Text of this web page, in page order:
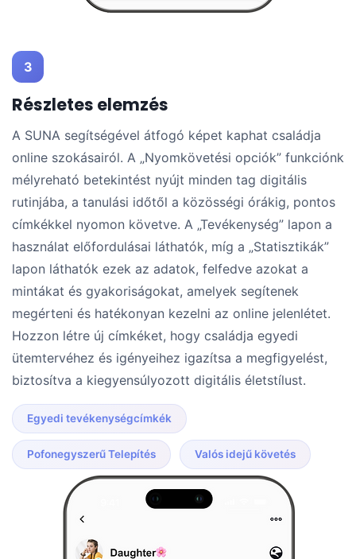
3
Részletes elemzés
A SUNA segítségével átfogó képet kaphat családja
online szokásairól. A „Nyomkövetési opciók” funkciónk
mélyreható betekintést nyújt minden tag digitális
rutinjába, a tanulási időtől a közösségi órákig, pontos
címkékkel nyomon követve. A „Tevékenység” lapon a
használat előfordulásai láthatók, míg a „Statisztikák”
lapon láthatók ezek az adatok, felfedve azokat a
mintákat és gyakoriságokat, amelyek segítenek
megérteni és hatékonyan kezelni az online jelenlétet.
Hozzon létre új címkéket, hogy családja egyedi
ütemtervéhez és igényeihez igazítsa a megfigyelést,
biztosítva a kiegyensúlyozott digitális életstílust.
Egyedi tevékenységcímkék
Pofonegyszerű Telepítés Valós idejű követés